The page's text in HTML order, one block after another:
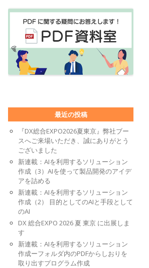
最近の投稿
『DX総合EXPO2026夏東京』弊社ブー
スへご来場いただき、誠にありがとう
ございました
新連載：AIを利用するソリューション
作成（3）AIを使って製品開発のアイデ
アを詰める
新連載：AIを利用するソリューション
作成（2） 目的としてのAIと手段として
のAI
DX 総合EXPO 2026 夏 東京 に出展しま
す
新連載：AIを利用するソリューション
作成ーフォルダ内のPDFからしおりを
取り出すプログラム作成